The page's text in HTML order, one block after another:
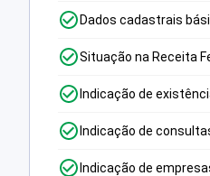
Dados cadastrais
Situação na Receita
Indicação de
Indicação de
Indicação de